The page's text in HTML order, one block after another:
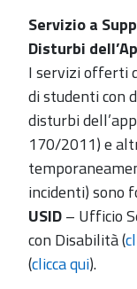
Servizio a
Disturbi
I servizi offerti
di studenti con
disturbi
170/2011) e
incidenti) sono
USID– Ufficio
con Disabilità (
(clicca qui).